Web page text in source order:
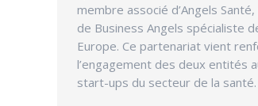
membre associé d’Angels
de Business Angels spécialiste
Europe. Ce partenariat vient
l’engagement des deux entités
start-ups du secteur de la santé.